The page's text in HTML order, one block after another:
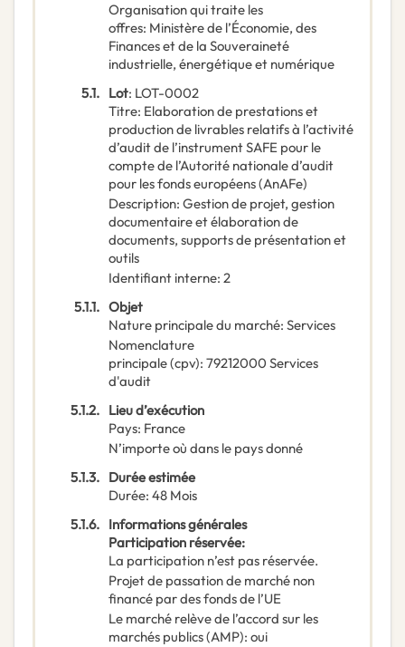
Organisation qui traite les
offres: Ministère de l’Économie, des
Finances et de la Souveraineté
industrielle, énergétique et numérique
5.1. Lot: LOT-0002
Titre: Elaboration de prestations et
production de livrables relatifs à l’activité
d’audit de l’instrument SAFE pour le
compte de l’Autorité nationale d’audit
pour les fonds européens (AnAFe)
Description: Gestion de projet, gestion
documentaire et élaboration de
documents, supports de présentation et
outils
Identifiant interne: 2
5.1.1. Objet
Nature principale du marché: Services
Nomenclature
principale(cpv): 79212000 Services
d'audit
5.1.2. Lieu d’exécution
Pays: France
N’importe où dans le pays donné
5.1.3. Durée estimée
Durée: 48 Mois
5.1.6. Informations générales
Participation réservée:
La participation n’est pas réservée.
Projet de passation de marché non
financé par des fonds de l’UE
Le marché relève de l’accord sur les
marchés publics (AMP): oui